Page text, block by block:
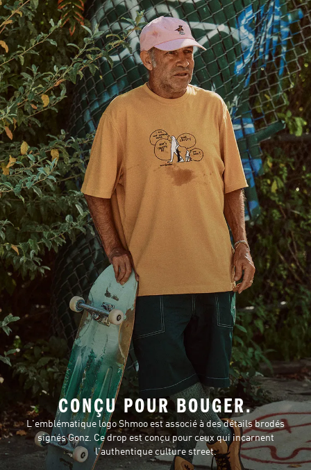
CONÇU POUR BOUGER.
L'emblématique logo Shmoo est associé à des détails brodés
signés Gonz. Ce drop est conçu pour ceux qui incarnent
l'authentique culture street.